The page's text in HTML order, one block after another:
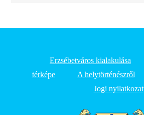
Erzsébetváros kialakulása
térképe
A helytörténészről
Jogi nyilatkozat